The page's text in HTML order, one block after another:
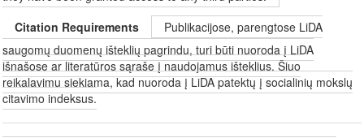
Citation Requirements
Publikacijose, parengtose LiDA
saugomų duomenų išteklių pagrindu, turi būti nuoroda į LiDA
išnašose ar literatūros sąraše į naudojamus išteklius. Šiuo
reikalavimu siekiama, kad nuoroda į LiDA patektų į socialinių mokslų
citavimo indeksus.